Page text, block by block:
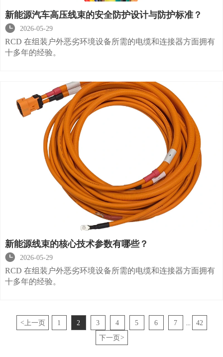
新能源汽车高压线束的安全防护设计与防护标准？

2026-05-29
RCD 在组装户外恶劣环境设备所需的电缆和连接器方面拥有
十多年的经验。
新能源线束的核心技术参数有哪些？

2026-05-29
RCD 在组装户外恶劣环境设备所需的电缆和连接器方面拥有
十多年的经验。
< 上一页 1 2 3 4 5 6 7
42
下一页>